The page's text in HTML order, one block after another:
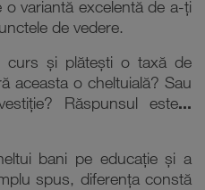
variantă excelentă de a-ți
de vedere.
curs și plătești o taxă de
aceasta o cheltuială? Sau
Răspunsul este...
bani pe educație și a
spus, diferența constă